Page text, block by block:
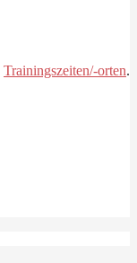
Trainingszeiten/-orten.